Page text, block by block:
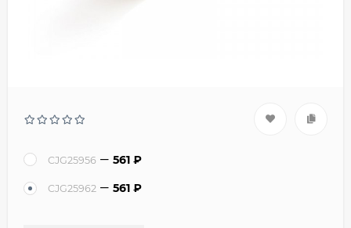
CJG25956 561 ₽
CJG25962 561 ₽